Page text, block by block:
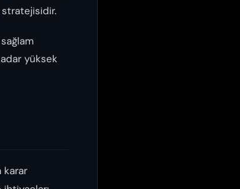
stratejisidir.
yüksek
karar